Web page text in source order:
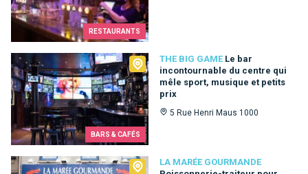
RESTAURANTS
BARS & CAFÉS
THE BIG GAME Le bar
incontournable du centre qui
mêle sport, musique et petits
prix
5 Rue Henri Maus 1000
The Big Game
LA MARÉE GOURMANDE
La Marée Gourmande